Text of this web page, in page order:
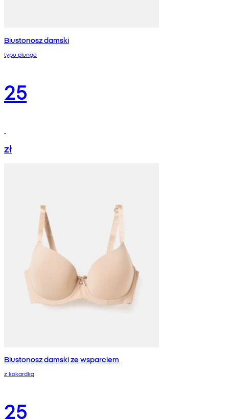
Biustonosz damski
typu plunge
25
zł
Biustonosz damski ze wsparciem
z kokardką
25